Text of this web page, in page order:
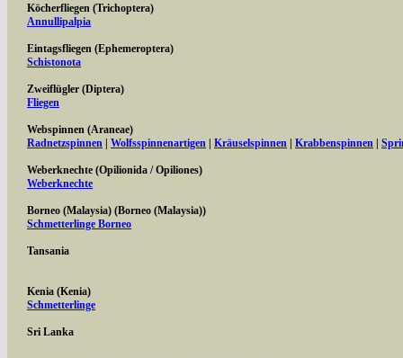
Köcherfliegen (Trichoptera)
Annullipalpia
Eintagsfliegen (Ephemeroptera)
Schistonota
Zweiflügler (Diptera)
Fliegen
Webspinnen (Araneae)
Radnetzspinnen
Wolfsspinnenartigen Kräuselspinnen Krabbenspinnen
Weberknechte (Opilionida / Opiliones)
Weberknechte
Borneo (Malaysia) (Borneo (Malaysia))
Schmetterlinge Borneo
Tansania
Kenia (Kenia)
Schmetterlinge
Sri Lanka